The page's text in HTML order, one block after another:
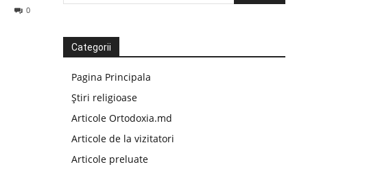
0
Categorii
Pagina Principala
Știri religioase
Articole Ortodoxia.md
Articole de la vizitatori
Articole preluate